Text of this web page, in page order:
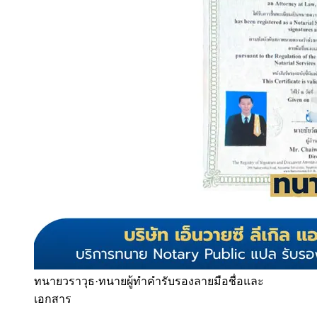
ทนายวราวุธ·ทนายผู้ทำคำรับรองลายมือชื่อและ
เอกสาร